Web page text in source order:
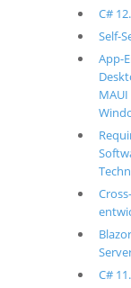
C#
Self-
App-
C#